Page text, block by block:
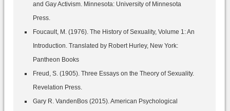
and Gay Activism. Minnesota: University of Minnesota
Press.
Foucault, M. (1976). The History of Sexuality, Volume 1: An
Introduction. Translated by Robert Hurley, New York:
Pantheon Books
Freud, S. (1905). Three Essays on the Theory of Sexuality.
Revelation Press.
Gary R. VandenBos (2015). American Psychological